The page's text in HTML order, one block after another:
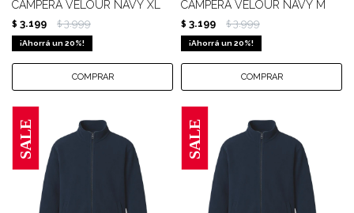
CAMPERA VELOUR NAVY XL
$ 3.199 $ 3.999
20
CAMPERA VELOUR NAVY M
$ 3.199 $ 3.999
20